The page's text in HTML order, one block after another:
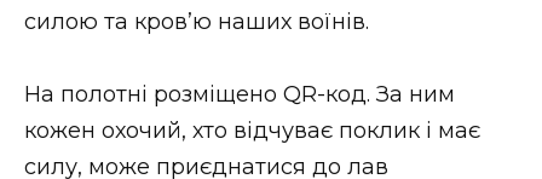
силою та кров’ю наших воїнів.
На полотні розміщено QR-код. За ним
кожен охочий, хто відчуває поклик і має
силу, може приєднатися до лав